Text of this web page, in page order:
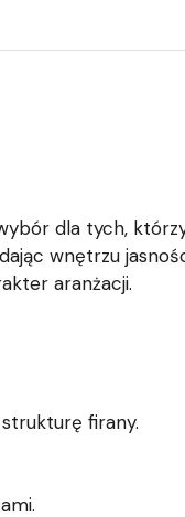
dla tych,
wnętrzu
aranżacji.
firany.